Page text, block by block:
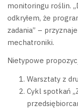
monitoringu roślin.
odkryłem, że
zadania” –
mechatroniki.
Nietypowe
Warsztaty z
Cykl spotkań